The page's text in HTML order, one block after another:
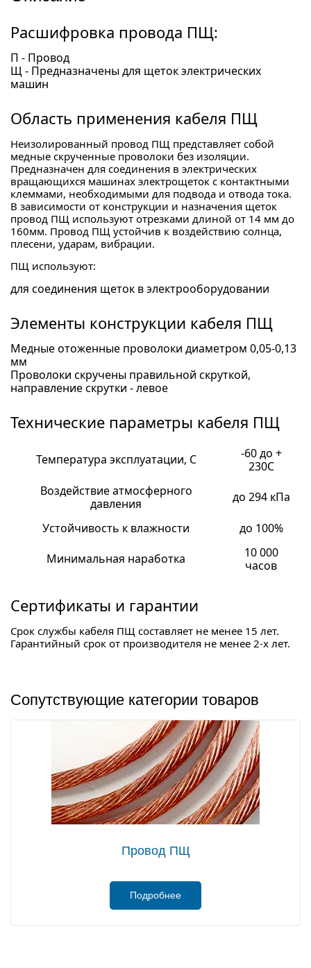
Расшифровка провода ПЩ:
П - Провод
Щ - Предназначены для щеток электрических
машин
Область применения кабеля ПЩ
Неизолированный провод ПЩ представляет собой
медные скрученные проволоки без изоляции.
Предназначен для соединения в электрических
вращающихся машинах электрощеток с контактными
клеммами, необходимыми для подвода и отвода тока.
В зависимости от конструкции и назначения щеток
провод ПЩ используют отрезками длиной от 14 мм до
160мм. Провод ПЩ устойчив к воздействию солнца,
плесени, ударам, вибрации.
ПЩ используют:
для соединения щеток в электрооборудовании
Элементы конструкции кабеля ПЩ
Медные отоженные проволоки диаметром 0,05-0,13
мм
Проволоки скручены правильной скруткой,
направление скрутки - левое
Технические параметры кабеля ПЩ
Температура эксплуатации, С
-60 до +
230С
Воздействие атмосферного
давления
до 294 кПа
Устойчивость к влажности
до 100%
Минимальная наработка
10 000
часов
Сертификаты и гарантии
Срок службы кабеля ПЩ составляет не менее 15 лет.
Гарантийный срок от производителя не менее 2-х лет.
Сопутствующие категории товаров
Провод ПЩ
Подробнее